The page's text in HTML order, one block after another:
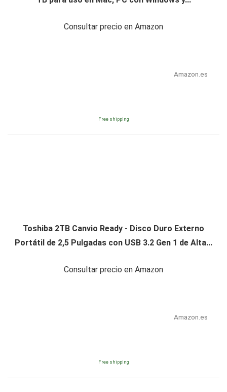
Consultar precio en Amazon
Amazon.es
Free shipping
Toshiba 2TB Canvio Ready - Disco Duro Externo
Portátil de 2,5 Pulgadas con USB 3.2 Gen 1 de Alta...
Consultar precio en Amazon
Amazon.es
Free shipping